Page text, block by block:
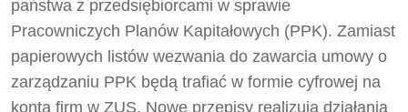
państwa z przedsiębiorcami w sprawie
Pracowniczych Planów Kapitałowych (PPK). Zamiast
papierowych listów wezwania do zawarcia umowy o
zarządzaniu PPK będą trafiać w formie cyfrowej na
konta firm w ZUS. Nowe przepisy realizują działania